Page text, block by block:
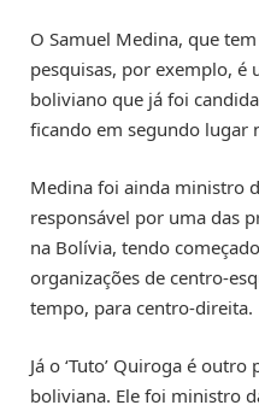
O Samuel Medina, que
pesquisas, por exemplo, é
boliviano que já foi
ficando em segundo lugar
Medina foi ainda ministro
responsável por uma das
na Bolívia, tendo
organizações de centro-
tempo, para centro-direita.
Já o ‘Tuto’ Quiroga é
boliviana. Ele foi ministro